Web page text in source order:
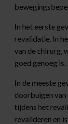
In het eerste
revalidatie. In
van de chirurg,
goed genoeg is.
In de meeste
doorbuigen
tijdens het
revalideren en